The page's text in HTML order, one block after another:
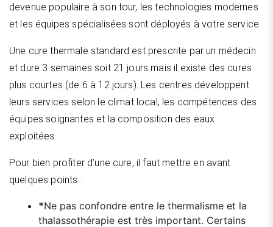
devenue populaire à son tour, les technologies modernes
et les équipes spécialisées sont déployés à votre service.
Une cure thermale standard est prescrite par un médecin
et dure 3 semaines soit 21 jours mais il existe des cures
plus courtes (de 6 à 12 jours). Les centres développent
leurs services selon le climat local, les compétences des
équipes soignantes et la composition des eaux
exploitées.
Pour bien profiter d’une cure, il faut mettre en avant
quelques points :
*Ne pas confondre entre le thermalisme et la
thalassothérapie est très important. Certains